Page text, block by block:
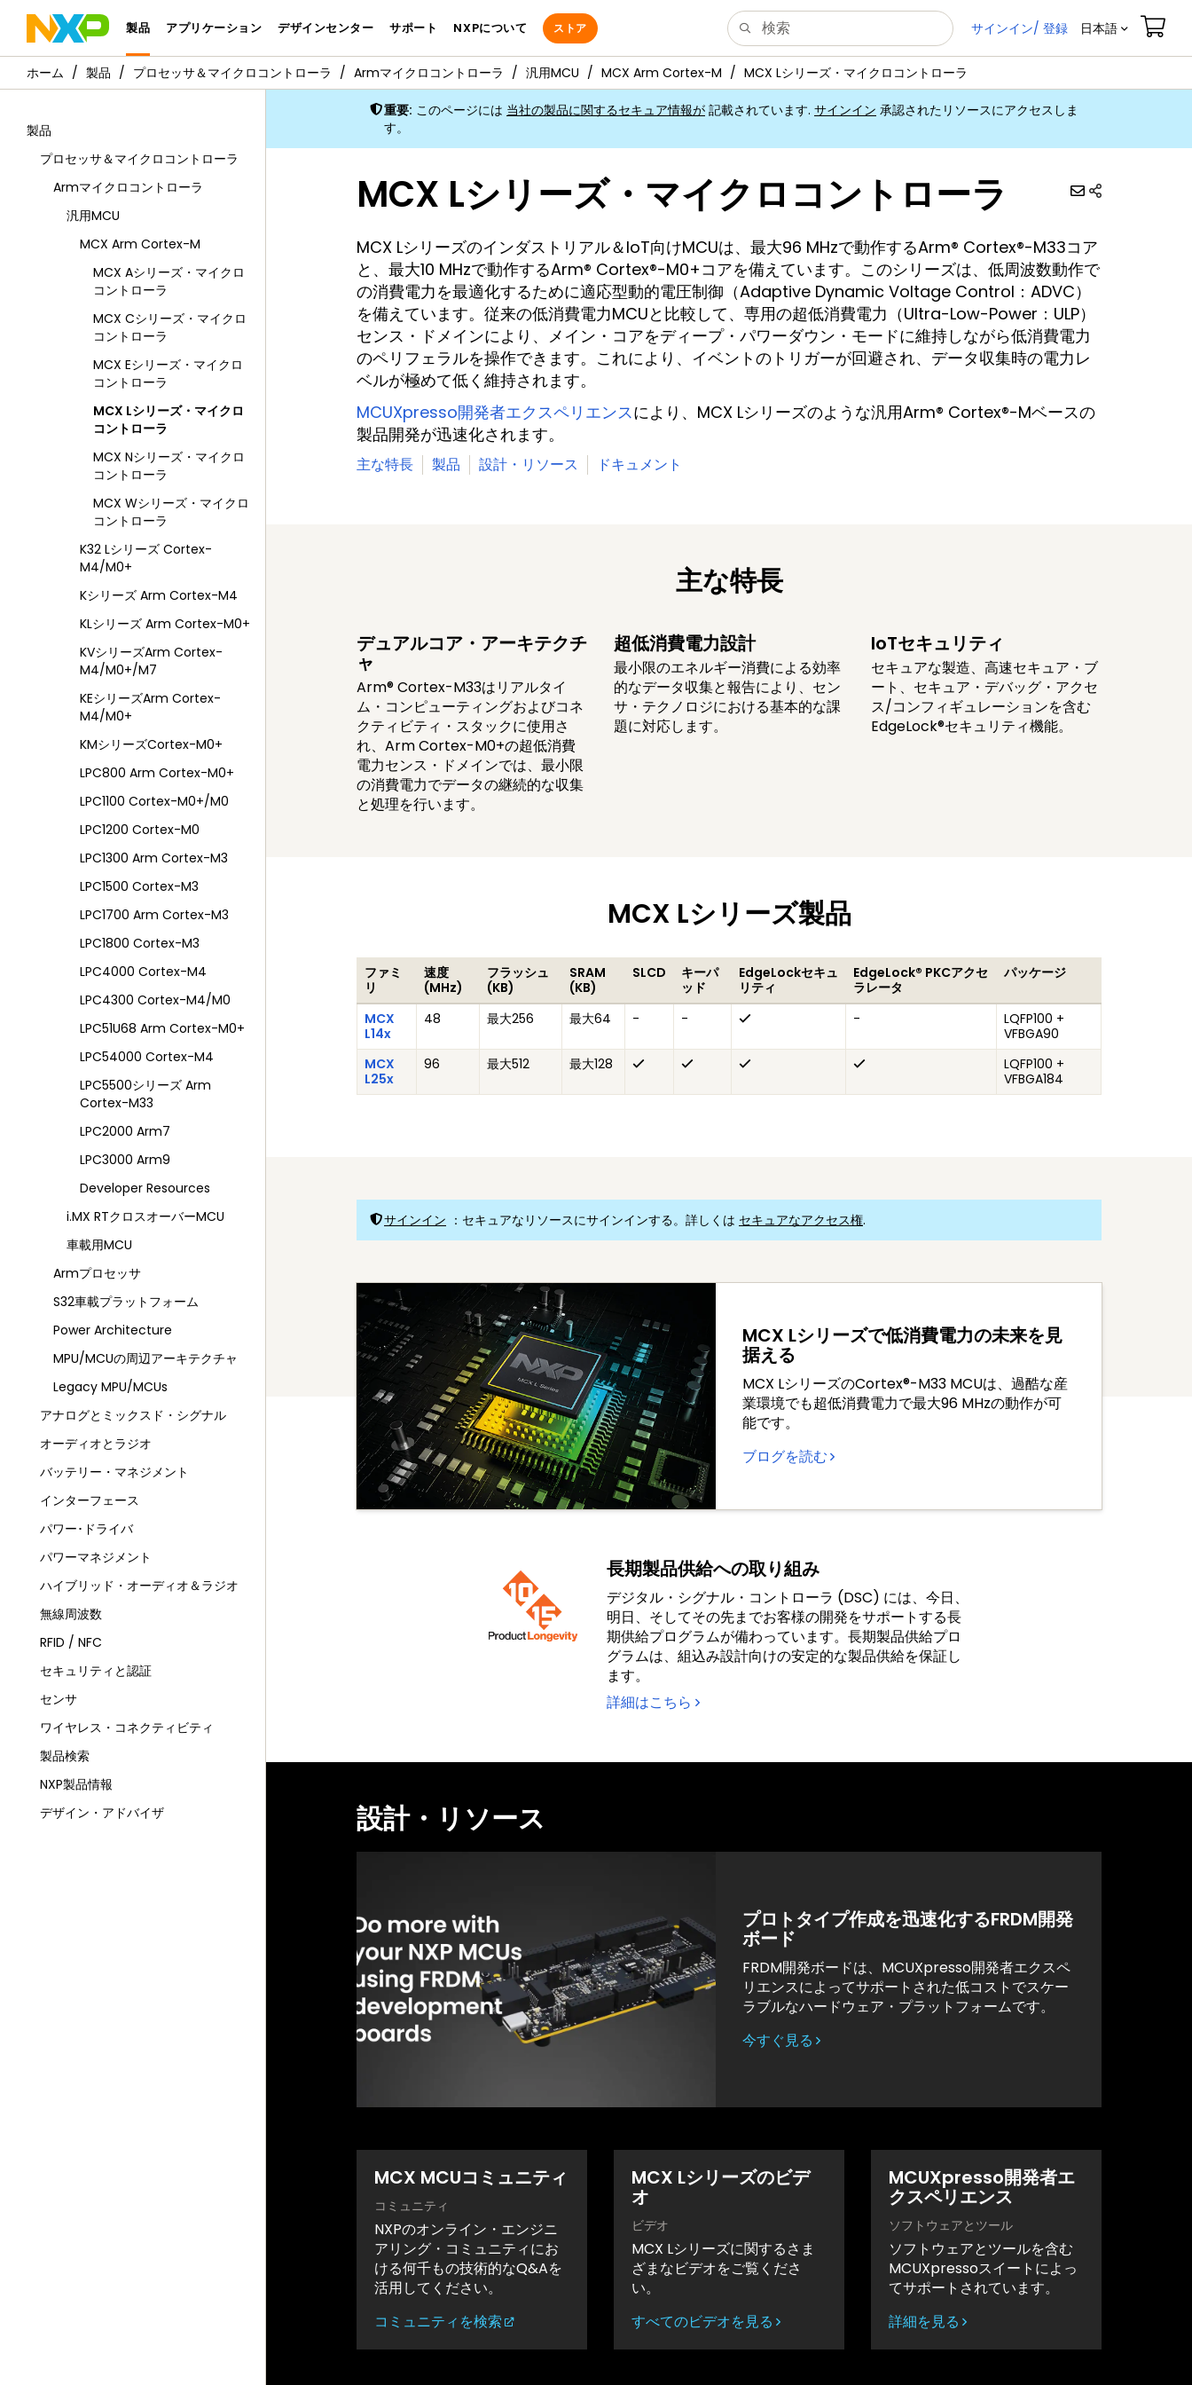
製品 アプリケーション デザインセンター サポート NXPについて ストア サインイン/ 登録 日本語
製品 プロセッサ＆マイクロコントローラ Armマイクロコントローラ 汎用MCU MCX Arm Cortex-M MCX Lシリーズ・マイクロコントローラ
製品
プロセッサ＆マイクロコントローラ
Armマイクロコントローラ
汎用MCU
MCX Arm Cortex-M
MCX Aシリーズ・マイクロ
コントローラ
MCX Cシリーズ・マイクロ
コントローラ
MCX Eシリーズ・マイクロ
コントローラ
MCX Lシリーズ・マイクロ
コントローラ
MCX Nシリーズ・マイクロ
コントローラ
MCX Wシリーズ・マイクロ
コントローラ
K32 Lシリーズ Cortex-
M4/M0+
Kシリーズ Arm Cortex-M4
KLシリーズ Arm Cortex-M0+
KVシリーズArm Cortex-
M4/M0+/M7
KEシリーズArm Cortex-
M4/M0+
KMシリーズCortex-M0+
LPC800 Arm Cortex-M0+
LPC1100 Cortex-M0+/M0
LPC1200 Cortex-M0
LPC1300 Arm Cortex-M3
LPC1500 Cortex-M3
LPC1700 Arm Cortex-M3
LPC1800 Cortex-M3
LPC4000 Cortex-M4
LPC4300 Cortex-M4/M0
LPC51U68 Arm Cortex-M0+
LPC54000 Cortex-M4
LPC5500シリーズ Arm
Cortex-M33
LPC2000 Arm7
LPC3000 Arm9
Developer Resources
i.MX RTクロスオーバーMCU
車載用MCU
Armプロセッサ
S32車載プラットフォーム
Power Architecture
MPU/MCUの周辺アーキテクチャ
Legacy MPU/MCUs
アナログとミックスド・シグナル
オーディオとラジオ
バッテリー・マネジメント
インターフェース
パワー･ドライバ
パワーマネジメント
ハイブリッド・オーディオ＆ラジオ
無線周波数
RFID / NFC
セキュリティと認証
センサ
ワイヤレス・コネクティビティ
製品検索
NXP製品情報
デザイン・アドバイザ
重要: このページには 当社の製品に関するセキュア情報が 記載されています. サインイン 承認されたリソースにアクセスしま
す。
MCX Lシリーズ・マイクロコントローラ
MCX Lシリーズのインダストリアル＆IoT向けMCUは、最大96 MHzで動作するArm® Cortex®-M33コア
と、最大10 MHzで動作するArm® Cortex®-M0+コアを備えています。このシリーズは、低周波数動作で
の消費電力を最適化するために適応型動的電圧制御（Adaptive Dynamic Voltage Control：ADVC）
を備えています。従来の低消費電力MCUと比較して、専用の超低消費電力（Ultra-Low-Power：ULP）
センス・ドメインにより、メイン・コアをディープ・パワーダウン・モードに維持しながら低消費電力
のペリフェラルを操作できます。これにより、イベントのトリガーが回避され、データ収集時の電力レ
ベルが極めて低く維持されます。
MCUXpresso開発者エクスペリエンスにより、MCX Lシリーズのような汎用Arm® Cortex®-Mベースの
製品開発が迅速化されます。
主な特長 製品 設計・リソース ドキュメント
主な特長
デュアルコア・アーキテクチ
ャ
Arm® Cortex-M33はリアルタイ
ム・コンピューティングおよびコネ
クティビティ・スタックに使用さ
れ、Arm Cortex-M0+の超低消費
電力センス・ドメインでは、最小限
の消費電力でデータの継続的な収集
と処理を行います。
超低消費電力設計
最小限のエネルギー消費による効率
的なデータ収集と報告により、セン
サ・テクノロジにおける基本的な課
題に対応します。
IoTセキュリティ
セキュアな製造、高速セキュア・ブ
ート、セキュア・デバッグ・アクセ
ス/コンフィギュレーションを含む
EdgeLock®セキュリティ機能。
MCX Lシリーズ製品
ファミ
リ
速度
(MHz)
フラッシュ
(KB)
SRAM
(KB)
SLCD
キーパ
ッド
EdgeLockセキュ
リティ
EdgeLock® PKCアクセ
ラレータ
パッケージ
MCX
L14x
48 最大256 最大64 - - -
LQFP100 +
VFBGA90
MCX
L25x
96 最大512 最大128
LQFP100 +
VFBGA184
サインイン ：セキュアなリソースにサインインする。詳しくは セキュアなアクセス権.
MCX Lシリーズで低消費電力の未来を見
据える
MCX LシリーズのCortex®-M33 MCUは、過酷な産
業環境でも超低消費電力で最大96 MHzの動作が可
能です。
ブログを読む
長期製品供給への取り組み
デジタル・シグナル・コントローラ (DSC) には、今日、
明日、そしてその先までお客様の開発をサポートする長
期供給プログラムが備わっています。長期製品供給プロ
グラムは、組込み設計向けの安定的な製品供給を保証し
ます。
詳細はこちら
設計・リソース
プロトタイプ作成を迅速化するFRDM開発
ボード
FRDM開発ボードは、MCUXpresso開発者エクスペ
リエンスによってサポートされた低コストでスケー
ラブルなハードウェア・プラットフォームです。
今すぐ見る
MCX MCUコミュニティ
コミュニティ
NXPのオンライン・エンジニ
アリング・コミュニティにお
ける何千もの技術的なQ&Aを
活用してください。
コミュニティを検索
MCX Lシリーズのビデ
オ
ビデオ
MCX Lシリーズに関するさま
ざまなビデオをご覧くださ
い。
すべてのビデオを見る
MCUXpresso開発者エ
クスペリエンス
ソフトウェアとツール
ソフトウェアとツールを含む
MCUXpressoスイートによっ
てサポートされています。
詳細を見る